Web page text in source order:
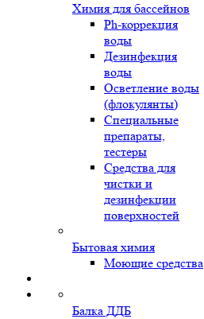
Химия для бассейнов
Ph-коррекция
воды
Дезинфекция
воды
Осветление воды
(флокулянты)
Специальные
препараты,
тестеры
Средства для
чистки и
дезинфекции
поверхностей
Бытовая химия
Моющие средства
Балка ДДБ